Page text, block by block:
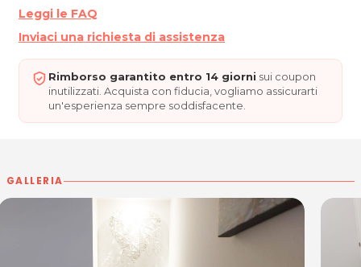
Leggi le FAQ
Inviaci una richiesta di assistenza
Rimborso garantito entro 14 giorni sui coupon
inutilizzati. Acquista con fiducia, vogliamo assicurarti
un'esperienza sempre soddisfacente.
GALLERIA